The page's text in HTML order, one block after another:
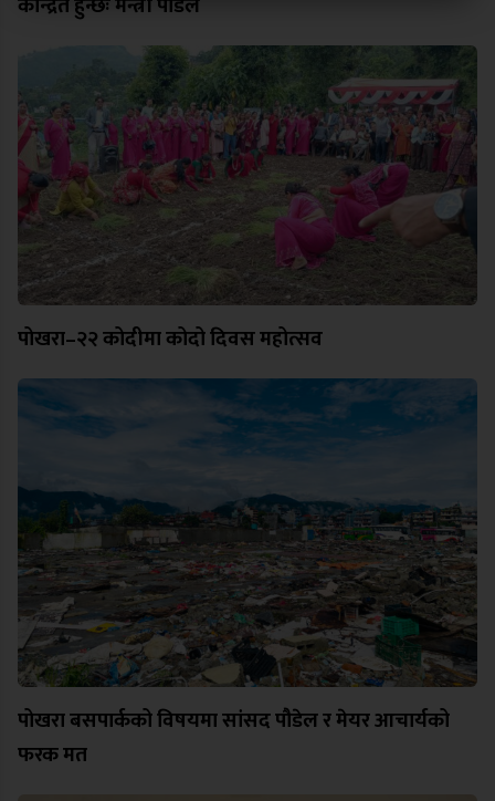
पोखरा–२२ कोदीमा कोदो दिवस महोत्सव
पोखरा बसपार्कको विषयमा सांसद पौडेल र मेयर आचार्यको
फरक मत